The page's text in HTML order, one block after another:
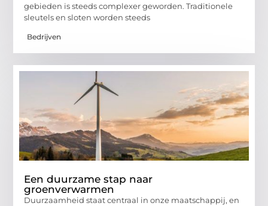
gebieden is steeds complexer geworden. Traditionele
sleutels en sloten worden steeds
Bedrijven
Een duurzame stap naar
groenverwarmen
Duurzaamheid staat centraal in onze maatschappij, en